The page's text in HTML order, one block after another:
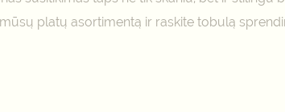
platų asortimentą ir raskite tobulą